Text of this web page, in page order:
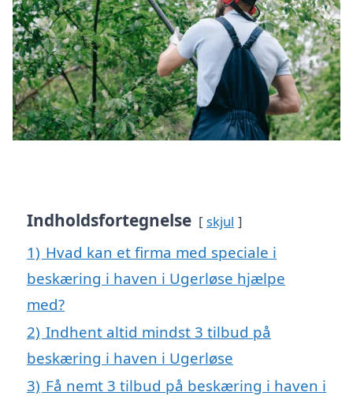
Indholdsfortegnelse skjul
1) Hvad kan et firma med speciale i
beskæring i haven i Ugerløse hjælpe
med?
2) Indhent altid mindst 3 tilbud på
beskæring i haven i Ugerløse
3) Få nemt 3 tilbud på beskæring i haven i